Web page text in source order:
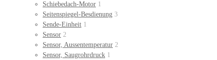
Schiebedach-Motor 1
Seitenspiegel-Besdienung 3
Sende-Einheit 1
Sensor 2
Sensor, Aussentemperatur 2
Sensor, Saugrohrdruck 1